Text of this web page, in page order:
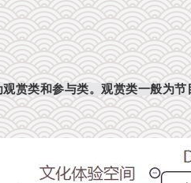
赏类和参与类。观赏类一般为